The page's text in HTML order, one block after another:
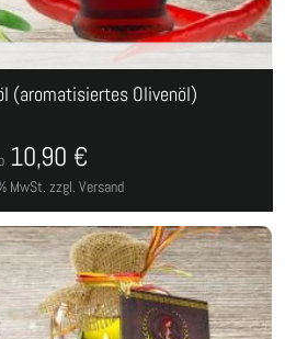
(aromatisiertes Olivenöl)
MwSt. zzgl. Versand
10,90 €